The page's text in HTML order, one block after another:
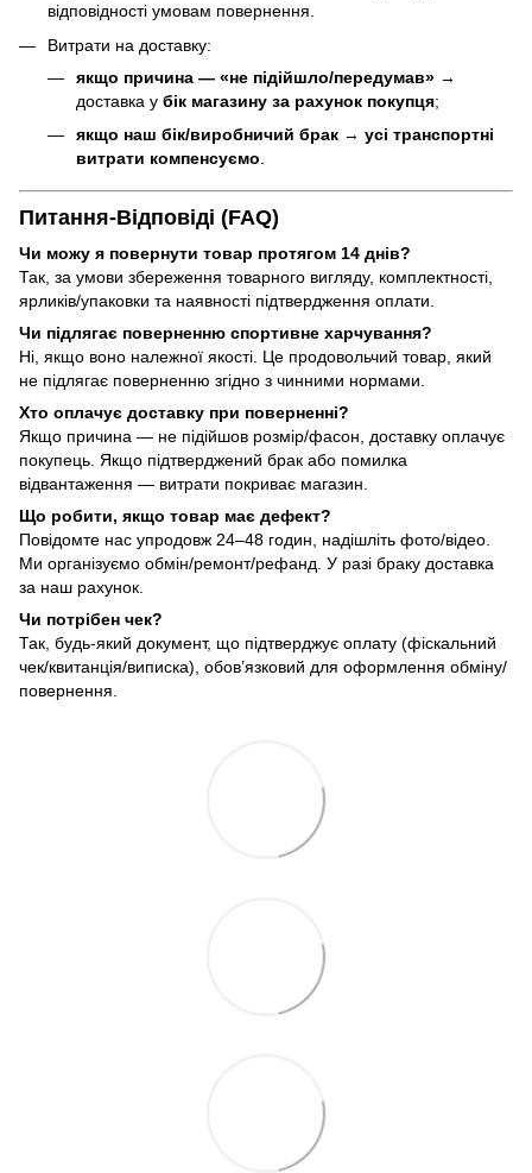
відповідності умовам повернення.
Витрати на доставку:
якщо причина — «не підійшло/передумав» →
доставка у бік магазину за рахунок покупця;
якщо наш бік/виробничий брак → усі транспортні
витрати компенсуємо.
Питання-Відповіді (FAQ)
Чи можу я повернути товар протягом 14 днів?
Так, за умови збереження товарного вигляду, комплектності,
ярликів/упаковки та наявності підтвердження оплати.
Чи підлягає поверненню спортивне харчування?
Ні, якщо воно належної якості. Це продовольчий товар, який
не підлягає поверненню згідно з чинними нормами.
Хто оплачує доставку при поверненні?
Якщо причина — не підійшов розмір/фасон, доставку оплачує
покупець. Якщо підтверджений брак або помилка
відвантаження — витрати покриває магазин.
Що робити, якщо товар має дефект?
Повідомте нас упродовж 24–48 годин, надішліть фото/відео.
Ми організуємо обмін/ремонт/рефанд. У разі браку доставка
за наш рахунок.
Чи потрібен чек?
Так, будь-який документ, що підтверджує оплату (фіскальний
чек/квитанція/виписка), обов’язковий для оформлення обміну/
повернення.